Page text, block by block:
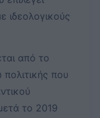
ιδεολογικούς
από το
που
το 2019